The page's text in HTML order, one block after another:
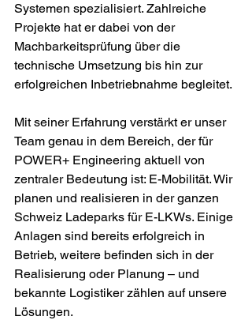
Systemen spezialisiert. Zahlreiche
Projekte hat er dabei von der
Machbarkeitsprüfung über die
technische Umsetzung bis hin zur
erfolgreichen Inbetriebnahme begleitet.
Mit seiner Erfahrung verstärkt er unser
Team genau in dem Bereich, der für
POWER+ Engineering aktuell von
zentraler Bedeutung ist: E-Mobilität. Wir
planen und realisieren in der ganzen
Schweiz Ladeparks für E-LKWs. Einige
Anlagen sind bereits erfolgreich in
Betrieb, weitere befinden sich in der
Realisierung oder Planung – und
bekannte Logistiker zählen auf unsere
Lösungen.